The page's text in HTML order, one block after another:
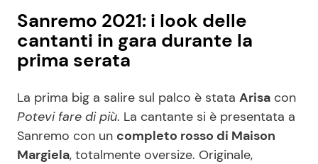
Privacy Policy
Sanremo 2021: i look delle
cantanti in gara durante la
prima serata
La prima big a salire sul palco è stata Arisa con
Potevi fare di più. La cantante si è presentata a
Sanremo con un completo rosso di Maison
Margiela, totalmente oversize. Originale,